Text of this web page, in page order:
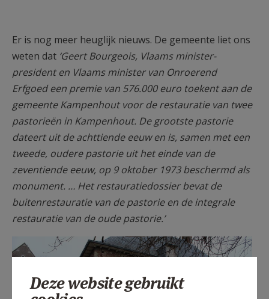
Er is nog meer heuglijk nieuws. De gemeente liet ons
weten dat ‘Geert Bourgeois, Vlaams minister-
president en Vlaams minister van Onroerend
Erfgoed een premie van 576.000 euro toekent aan de
gemeente Kampenhout voor de restauratie van twee
pastorieën in Kampenhout. De grootste pastorie
dateert uit de achttiende eeuw en is, samen met een
tweede, oudere pastorie uit het einde van de
zeventiende eeuw, op 9 oktober 1973 beschermd als
monument. … Het restauratiedossier bevat de
buitenrestauratie van de pastorie en de integrale
restauratie van de oude pastorie.’
Deze website gebruikt